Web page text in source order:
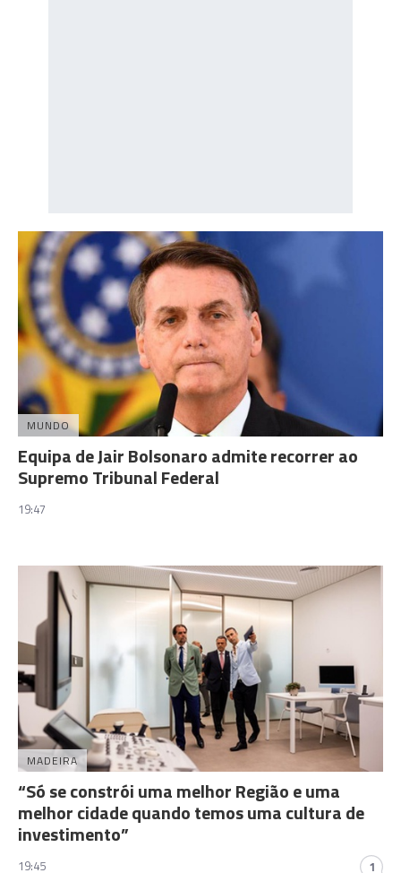
MUNDO
Equipa de Jair Bolsonaro admite recorrer ao
Supremo Tribunal Federal
19:47
MADEIRA
“Só se constrói uma melhor Região e uma
melhor cidade quando temos uma cultura de
investimento”
19:45 1